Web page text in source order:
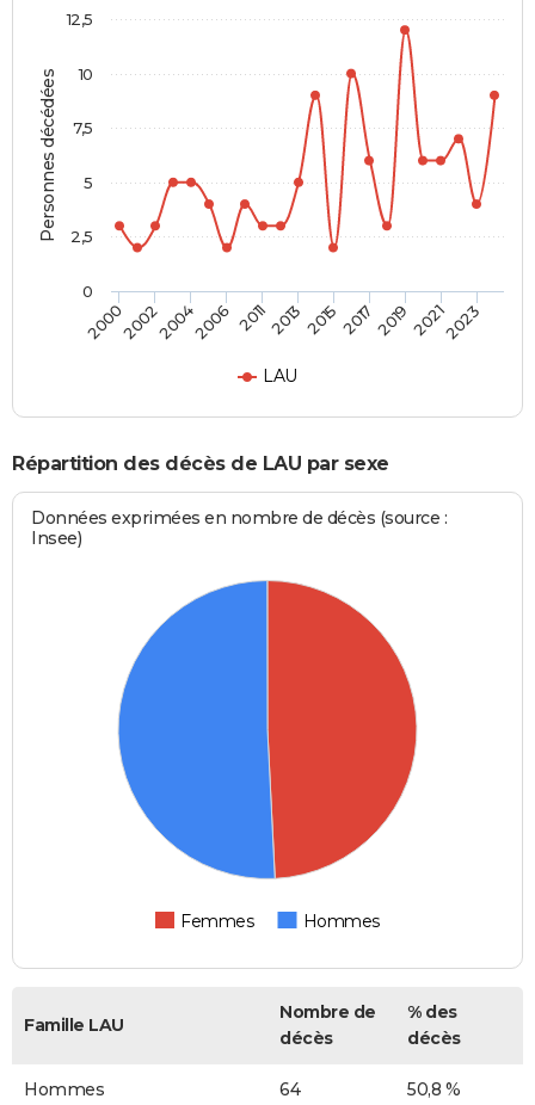
Personnes décédées
LAU
2000200220042006 2011201320152017201920212023
0
2,5
5
7,5
10
12,5
Répartition des décès de LAU par sexe
Données exprimées en nombre de décès (source :
Insee)
Femmes Hommes
Famille LAU
Nombre de
décès
% des
décès
Hommes 64 50,8 %